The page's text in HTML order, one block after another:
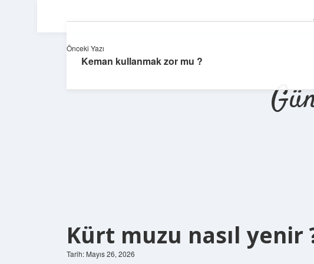
Kürt muzu nasıl yenir
Tarih: Mayıs 26, 2026
Önceki Yazı
Keman kullanmak zor mu ?